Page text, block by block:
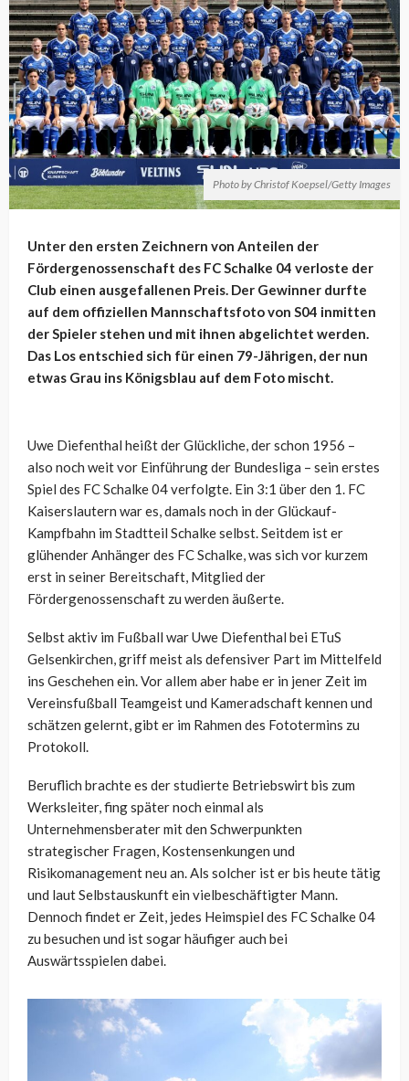
Photo by Christof Koepsel/Getty Images
Unter den ersten Zeichnern von Anteilen der
Fördergenossenschaft des FC Schalke 04 verloste der
Club einen ausgefallenen Preis. Der Gewinner durfte
auf dem offiziellen Mannschaftsfoto von S04 inmitten
der Spieler stehen und mit ihnen abgelichtet werden.
Das Los entschied sich für einen 79-Jährigen, der nun
etwas Grau ins Königsblau auf dem Foto mischt.
Uwe Diefenthal heißt der Glückliche, der schon 1956 –
also noch weit vor Einführung der Bundesliga – sein erstes
Spiel des FC Schalke 04 verfolgte. Ein 3:1 über den 1. FC
Kaiserslautern war es, damals noch in der Glückauf-
Kampfbahn im Stadtteil Schalke selbst. Seitdem ist er
glühender Anhänger des FC Schalke, was sich vor kurzem
erst in seiner Bereitschaft, Mitglied der
Fördergenossenschaft zu werden äußerte.
Selbst aktiv im Fußball war Uwe Diefenthal bei ETuS
Gelsenkirchen, griff meist als defensiver Part im Mittelfeld
ins Geschehen ein. Vor allem aber habe er in jener Zeit im
Vereinsfußball Teamgeist und Kameradschaft kennen und
schätzen gelernt, gibt er im Rahmen des Fototermins zu
Protokoll.
Beruflich brachte es der studierte Betriebswirt bis zum
Werksleiter, fing später noch einmal als
Unternehmensberater mit den Schwerpunkten
strategischer Fragen, Kostensenkungen und
Risikomanagement neu an. Als solcher ist er bis heute tätig
und laut Selbstauskunft ein vielbeschäftigter Mann.
Dennoch findet er Zeit, jedes Heimspiel des FC Schalke 04
zu besuchen und ist sogar häufiger auch bei
Auswärtsspielen dabei.